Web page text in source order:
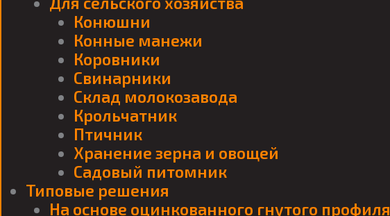
Конюшни
Конные манежи
Коровники
Свинарники
Склад молокозавода
Крольчатник
Птичник
Хранение зерна и овощей
Садовый питомник
Типовые решения
На основе оцинкованного гнутого профиля